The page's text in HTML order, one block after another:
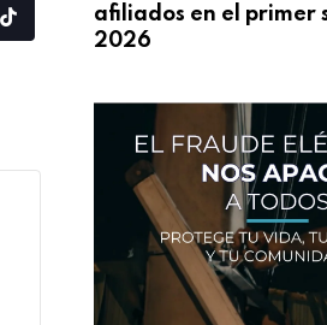
afiliados en el primer
2026